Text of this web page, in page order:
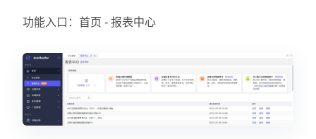
功能入口：首页 - 报表中心